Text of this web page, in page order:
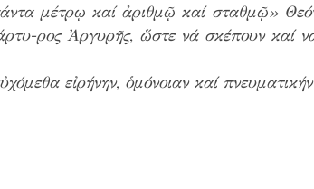
μέτρῳ καί ἀριθμῷ καί σταθμῷ»
ρος Ἀργυρῆς, ὥστε νά σκέπουν καί
εἰρήνην, ὁμόνοιαν καί